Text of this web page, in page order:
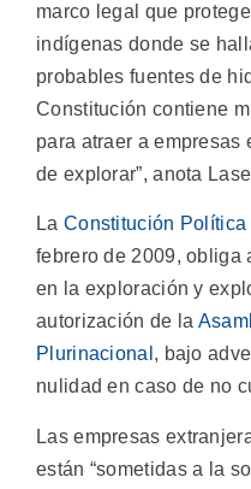
marco legal que
indígenas donde se
probables fuentes de
Constitución contiene
para atraer a empresas
de explorar”, anota
La Constitución Política
febrero de 2009, obliga
en la exploración y
autorización de la
Plurinacional , bajo
nulidad en caso de no
Las empresas
están “sometidas a la